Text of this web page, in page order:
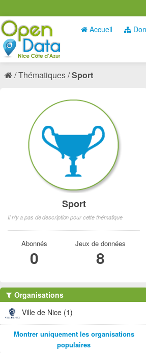
Accueil
Thématiques Sport
Sport
Il n'y a pas de description pour cette thématique
Abonnés
0
Jeux de données
8
Organisations
Ville de Nice (1)
Montrer uniquement les organisations
populaires